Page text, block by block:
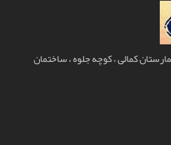
کمالی ، کوچه جلوه ، ساختمان